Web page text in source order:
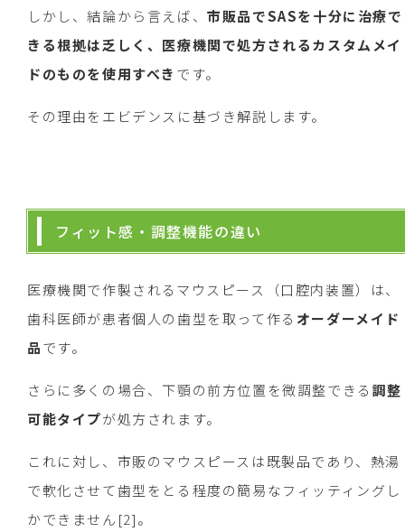
しかし、結論から言えば、市販品でSASを十分に治療で
きる根拠は乏しく、医療機関で処方されるカスタムメイ
ドのものを使用すべき です。
その理由をエビデンスに基づき解説します。
フィット感・調整機能の違い
医療機関で作製されるマウスピース（口腔内装置）は、
歯科医師が患者個人の歯型を取って作る オーダーメイド
品です。
さらに多くの場合、下顎の前方位置を微調整できる 調整
可能タイプが処方されます。
これに対し、市販のマウスピースは既製品であり、熱湯
で軟化させて歯型をとる程度の簡易なフィッティングし
かできません[2]。